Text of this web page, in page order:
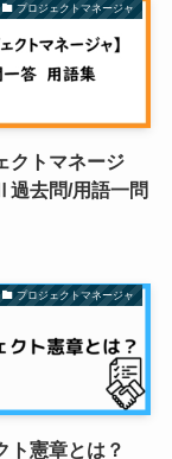
プロジェクトマネージャ
クトマネージ
過去問/用語一問
プロジェクトマネージャ
ト憲章とは？